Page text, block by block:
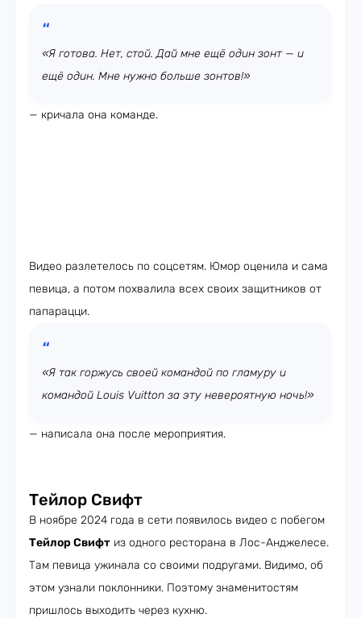
«Я готова. Нет, стой. Дай мне ещё один зонт — и
ещё один. Мне нужно больше зонтов!»
— кричала она команде.
Видео разлетелось по соцсетям. Юмор оценила и сама
певица, а потом похвалила всех своих защитников от
папарацци.
«Я так горжусь своей командой по гламуру и
командой Louis Vuitton за эту невероятную ночь!»
— написала она после мероприятия.
Тейлор Свифт
В ноябре 2024 года в сети появилось видео с побегом
Тейлор Свифт из одного ресторана в Лос-Анджелесе.
Там певица ужинала со своими подругами. Видимо, об
этом узнали поклонники. Поэтому знаменитостям
пришлось выходить через кухню.